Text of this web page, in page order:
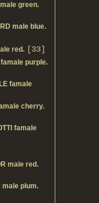
green.
male blue.
red. [33]
purple.
famale
cherry.
famale
male red.
male plum.